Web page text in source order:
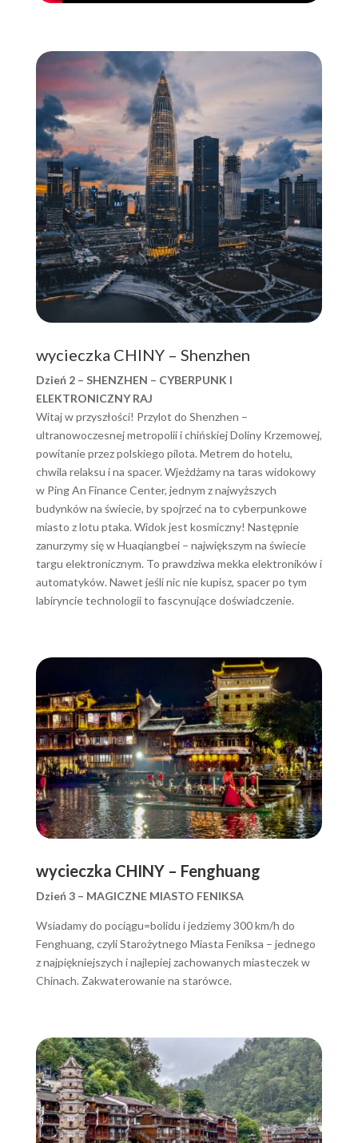
wycieczka CHINY – Shenzhen
Dzień 2 – SHENZHEN – CYBERPUNK I
ELEKTRONICZNY RAJ
Witaj w przyszłości! Przylot do Shenzhen –
ultranowoczesnej metropolii i chińskiej Doliny Krzemowej,
powitanie przez polskiego pilota. Metrem do hotelu,
chwila relaksu i na spacer. Wjeżdżamy na taras widokowy
w Ping An Finance Center, jednym z najwyższych
budynków na świecie, by spojrzeć na to cyberpunkowe
miasto z lotu ptaka. Widok jest kosmiczny! Następnie
zanurzymy się w Huaqiangbei – największym na świecie
targu elektronicznym. To prawdziwa mekka elektroników i
automatyków. Nawet jeśli nic nie kupisz, spacer po tym
labiryncie technologii to fascynujące doświadczenie.
wycieczka CHINY – Fenghuang
Dzień 3 – MAGICZNE MIASTO FENIKSA
Wsiadamy do pociągu=bolidu i jedziemy 300 km/h do
Fenghuang, czyli Starożytnego Miasta Feniksa – jednego
z najpiękniejszych i najlepiej zachowanych miasteczek w
Chinach. Zakwaterowanie na starówce.